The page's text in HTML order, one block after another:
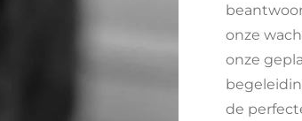
onze
onze
de